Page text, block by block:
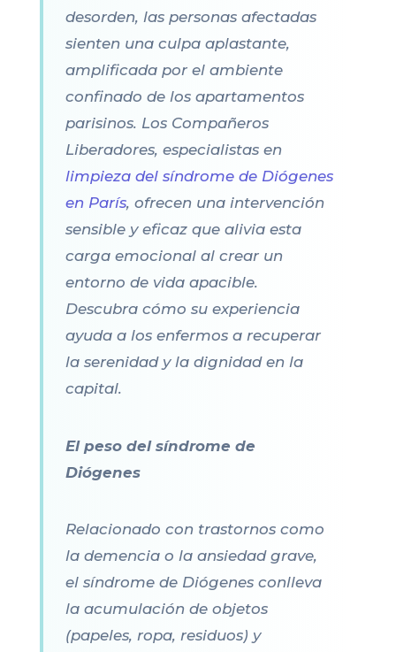
desorden, las personas afectadas
sienten una culpa aplastante,
amplificada por el ambiente
confinado de los apartamentos
parisinos. Los Compañeros
Liberadores, especialistas en
limpieza del síndrome de Diógenes
en París, ofrecen una intervención
sensible y eficaz que alivia esta
carga emocional al crear un
entorno de vida apacible.
Descubra cómo su experiencia
ayuda a los enfermos a recuperar
la serenidad y la dignidad en la
capital.
El peso del síndrome de
Diógenes
Relacionado con trastornos como
la demencia o la ansiedad grave,
el síndrome de Diógenes conlleva
la acumulación de objetos
(papeles, ropa, residuos) y